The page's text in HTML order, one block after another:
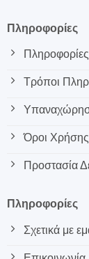
Πληροφορίες
Τρόποι
Όροι Χρήσης
Προστασία
Πληροφορίες
Σχετικά με